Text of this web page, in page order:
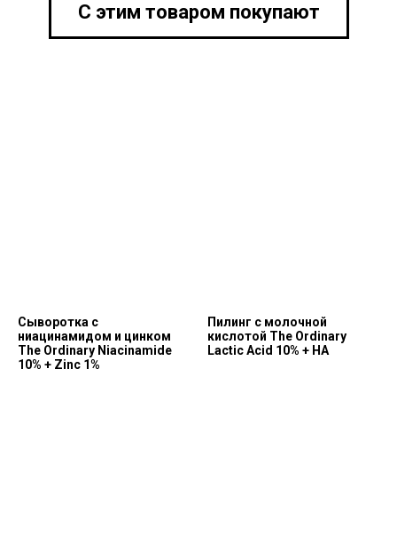
С этим товаром покупают
Сыворотка с
ниацинамидом и цинком
The Ordinary Niacinamide
10% + Zinc 1%
Пилинг с молочной
кислотой The Ordinary
Lactic Acid 10% + HA